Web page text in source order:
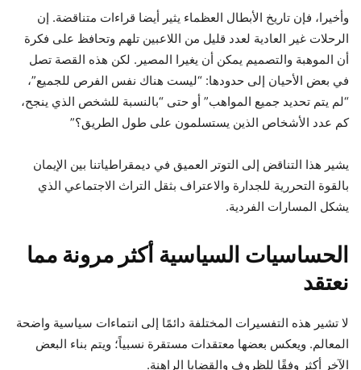
وأخيرا، فإن تاريخ الأبطال العظماء يثير أيضا قراءات متناقضة. إن
الرحلات غير العادية لعدد قليل من اللاعبين تلهم وتحافظ على فكرة
أن الموهبة والتصميم يمكن أن يغيرا المصير. لكن هذه القصة تصل
في بعض الأحيان إلى حدودها: “ليست هناك نفس الفرص للجميع”،
“لم يتم تحديد جميع المواهب” أو حتى “بالنسبة للشخص الذي ينجح،
كم عدد الأشخاص الذين يستسلمون على طول الطريق؟”
يشير هذا التناقض إلى التوتر العميق في ديمقراطياتنا بين الإيمان
بالقوة التحررية للجدارة والاعتراف بثقل التراث الاجتماعي الذي
يشكل المسارات الفردية.
الحساسيات السياسية أكثر مرونة مما
نعتقد
لا تشير هذه التفسيرات المختلفة دائمًا إلى انتماءات سياسية واضحة
المعالم. ويعكس بعضها معتقدات مستقرة نسبياً؛ ويتم بناء البعض
الآخر أكثر وفقًا للظروف والقضايا الراهنة.